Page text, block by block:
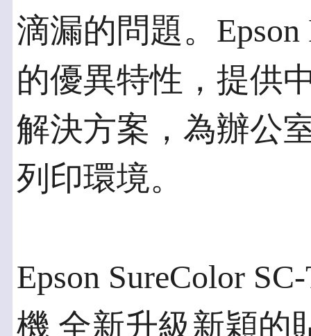
滴漏的問題。
的優異特性，提供
解決方案，為辦公
列印環境。
Epson SureColor
機 全新升級新穎的